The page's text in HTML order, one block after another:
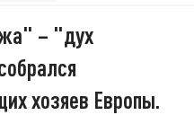
– "дух
хозяев Европы.